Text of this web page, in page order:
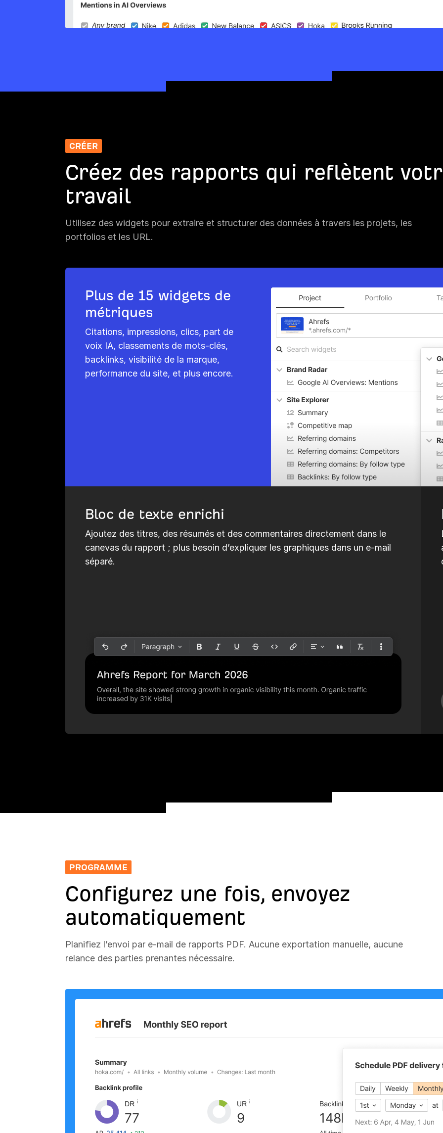
CRÉER
Créez des rapports qui reflètent
travail
Utilisez des widgets pour extraire et structurer des données à travers les projets, les
portfolios et les URL.
Plus de 15 widgets de
métriques
Citations, impressions, clics, part de
voix IA, classements de mots-clés,
backlinks, visibilité de la marque,
performance du site, et plus encore.
Bloc de texte enrichi
Ajoutez des titres, des résumés et des commentaires directement dans le
canevas du rapport ; plus besoin d’expliquer les graphiques dans un e-mail
séparé.
PROGRAMME
Configurez une fois, envoyez
automatiquement
Planifiez l’envoi par e-mail de rapports PDF. Aucune exportation manuelle, aucune
relance des parties prenantes nécessaire.